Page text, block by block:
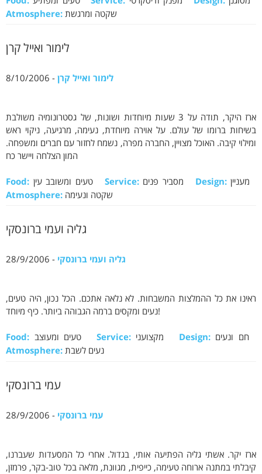
Atmosphere: שקטה ומרגשת
לימור ואייל קרן
לימור ואייל קרן - 8/10/2006
ארז היקר, תודה על 3 שעות מיוחדות ושונות, של גסטרונומיה משולבת
בשיחות ברומו של עולם. על אוירה מיוחדת, נעימה, מרגיעה, ניקוי ראש
ומילוי קיבה. האוכל מצויין, החברה מפרה, נשמח לחזור עם חברים ומשפחה.
המון הצלחה ויישר כח
Food: טעים ומשובב עין Service: Design:
Atmosphere: שקטה ונעימה
גליה ועמי ברונסקי
גליה ועמי ברונסקי - 28/9/2006
ראינו את כל ההמלצות המשבחות. לא נלאה אתכם. הכל נכון, היה טעים,
נעים ומקסים ברמה הגבוהה ביותר. כיף מיוחד!
Food: Service: Design:
Atmosphere: נעים לשבת
עמי ברונסקי
עמי ברונסקי - 28/9/2006
ארז יקר. אשתי גליה הפתיעה אותי, בגדול. אחרי כל המסעדות שעברנו,
קיבלתי במתנה ארוחה טעימה, כייפית, מגוונת, מלאה בכל טוב-בקר, פרמזן,